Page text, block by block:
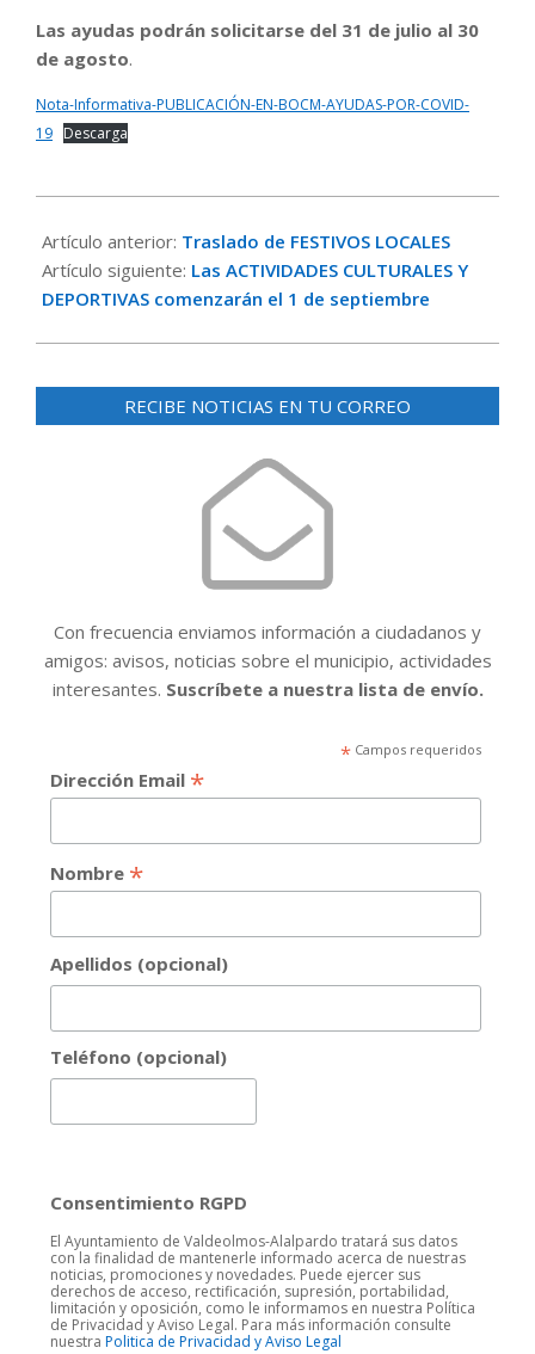
Las ayudas podrán solicitarse del 31 de julio al 30
de agosto.
Nota-Informativa-PUBLICACIÓN-EN-BOCM-AYUDAS-POR-COVID-
19 Descarga
07-
21
Artículo anterior: Traslado de FESTIVOS LOCALES
Artículo siguiente: Las ACTIVIDADES CULTURALES Y
DEPORTIVAS comenzarán el 1 de septiembre
RECIBE NOTICIAS EN TU CORREO
Con frecuencia enviamos información a ciudadanos y
amigos: avisos, noticias sobre el municipio, actividades
interesantes. Suscríbete a nuestra lista de envío.
*Campos requeridos
Dirección Email *
Nombre *
Apellidos (opcional)
Teléfono (opcional)
Consentimiento RGPD
El Ayuntamiento de Valdeolmos-Alalpardo tratará sus datos
con la finalidad de mantenerle informado acerca de nuestras
noticias, promociones y novedades. Puede ejercer sus
derechos de acceso, rectificación, supresión, portabilidad,
limitación y oposición, como le informamos en nuestra Política
de Privacidad y Aviso Legal. Para más información consulte
nuestra Politica de Privacidad y Aviso Legal